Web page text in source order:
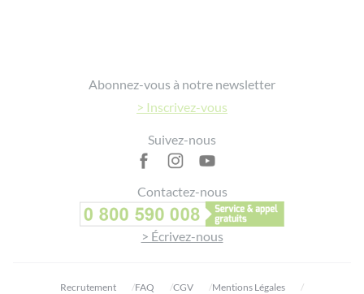
Abonnez-vous à notre newsletter
> Inscrivez-vous
Suivez-nous
Contactez-nous
> Écrivez-nous
Recrutement FAQ CGV
Mentions Légales